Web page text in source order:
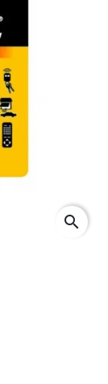
search